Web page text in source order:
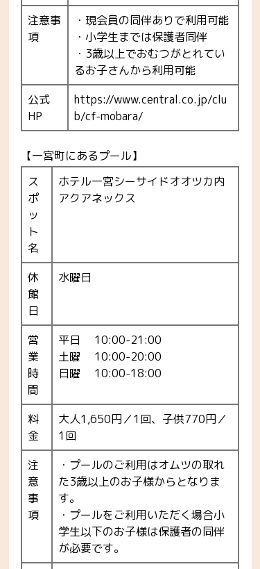
注意事
項
・現会員の同伴ありで利用可能
・小学生までは保護者同伴
・3歳以上でおむつがとれてい
るお子さんから利用可能
公式
HP
https://www.central.co.jp/clu
b/cf-mobara/
【一宮町にあるプール】
ス
ポ
ッ
ト
名
ホテル一宮シーサイドオオツカ内
アクアネックス
休
館
日
水曜日
営
業
時
間
平日 10:00-21:00
土曜 10:00-20:00
日曜 10:00-18:00
料
金
大人1,650円／1回、子供770円／
1回
注
意
事
項
・プールのご利用はオムツの取れ
た3歳以上のお子様からとなりま
す。
・プールをご利用いただく場合小
学生以下のお子様は保護者の同伴
が必要です。